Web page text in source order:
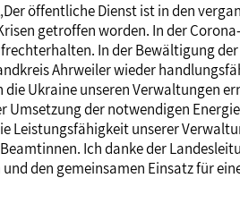
öffentliche Dienst ist in den
getroffen worden. In der
In der Bewältigung
Ahrweiler wieder
Ukraine unseren Verwaltungen
Umsetzung der notwendigen
Leistungsfähigkeit unserer
Ich danke der
den gemeinsamen Einsatz für